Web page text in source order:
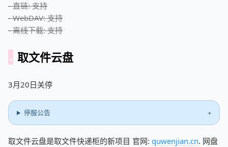
- 直链: 支持
- WebDAV: 支持
- 离线下载: 支持
取文件云盘
3月20日关停
停服公告
取文件云盘是取文件快递柜的新项目 官网: quwenjian.cn. 网盘